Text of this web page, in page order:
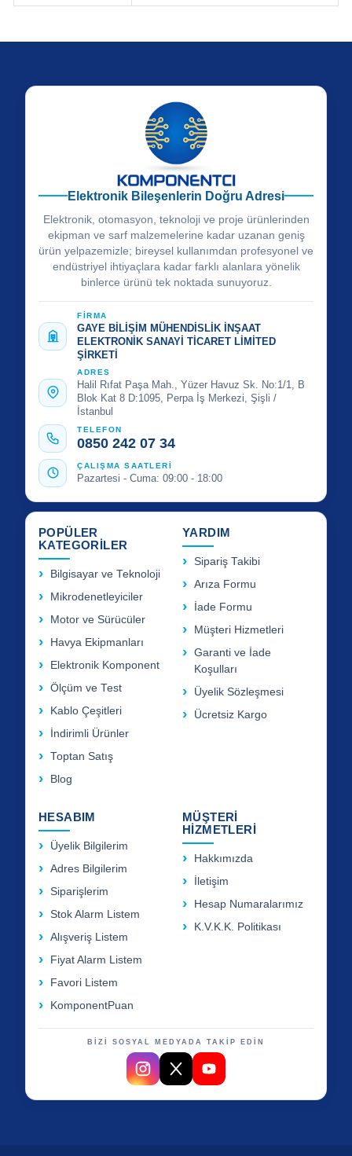
Elektronik Bileşenlerin Doğru Adresi
Elektronik, otomasyon, teknoloji ve proje ürünlerinden
ekipman ve sarf malzemelerine kadar uzanan geniş
ürün yelpazemizle; bireysel kullanımdan profesyonel ve
endüstriyel ihtiyaçlara kadar farklı alanlara yönelik
binlerce ürünü tek noktada sunuyoruz.
FİRMA
GAYE BİLİŞİM MÜHENDİSLİK İNŞAAT
ELEKTRONİK SANAYİ TİCARET LİMİTED
ŞİRKETİ
ADRES
Halil Rıfat Paşa Mah., Yüzer Havuz Sk. No:1/1, B
Blok Kat 8 D:1095, Perpa İş Merkezi, Şişli /
İstanbul
TELEFON
0850 242 07 34
ÇALIŞMA SAATLERİ
Pazartesi - Cuma: 09:00 - 18:00
POPÜLER
KATEGORİLER
Bilgisayar ve Teknoloji
Mikrodenetleyiciler
Motor ve Sürücüler
Havya Ekipmanları
Elektronik Komponent
Ölçüm ve Test
Kablo Çeşitleri
İndirimli Ürünler
Toptan Satış
Blog
YARDIM
Sipariş Takibi
Arıza Formu
İade Formu
Müşteri Hizmetleri
Garanti ve İade
Koşulları
Üyelik Sözleşmesi
Ücretsiz Kargo
HESABIM
Üyelik Bilgilerim
Adres Bilgilerim
Siparişlerim
Stok Alarm Listem
Alışveriş Listem
Fiyat Alarm Listem
Favori Listem
KomponentPuan
MÜŞTERİ
HİZMETLERİ
Hakkımızda
İletişim
Hesap Numaralarımız
K.V.K.K. Politikası
BİZİ SOSYAL MEDYADA TAKİP EDİN